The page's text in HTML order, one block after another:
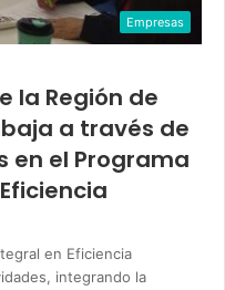
Empresas
la Región de
a través de
en el Programa
en Eficiencia
integrando la